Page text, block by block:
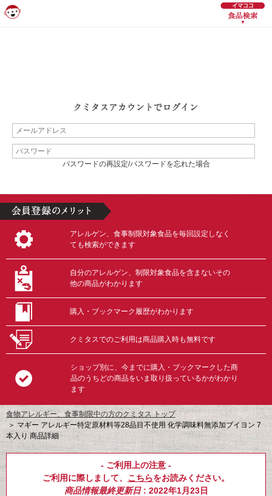
パスワードの再設定/パスワードを忘れた場合
アレルゲン、食事制限対象食品を毎回設定しなく
ても検索ができます
自分のアレルゲン、制限対象食品を含まないその
他の商品がわかります
購入・ブックマーク履歴がわかります
クミタスでのご利用は商品購入時も無料です
ショップ別に、今までに購入・ブックマークした商
品のうちどの商品をいま取り扱っているかがわかり
ます
食物アレルギー、食事制限中の方のクミタス トップ
＞マギー アレルギー特定原材料等28品目不使用 化学調味料無添加ブイヨン 7
本入り 商品詳細
- ご利用上の注意 -
ご利用に際しまして、 こちらをお読みください。
商品情報最終更新日: 2022年1月23日